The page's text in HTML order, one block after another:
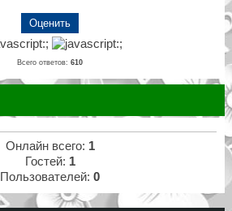
Всего ответов:610
Онлайн всего: 1
Гостей: 1
Пользователей:0